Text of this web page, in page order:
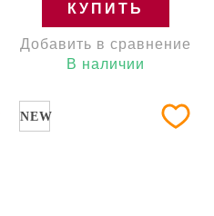
КУПИТЬ
Добавить в сравнение
В наличии
NEW